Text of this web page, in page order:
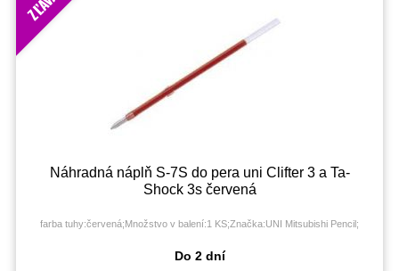
Náhradná náplň S-7S do pera uni Clifter 3 a Ta-
Shock 3s červená
farba tuhy:červená;Množstvo v balení:1 KS;Značka:UNI Mitsubishi Pencil;
Do 2 dní